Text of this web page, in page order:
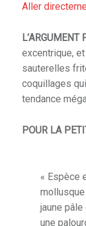
Aller
L’ARGUMENT
excentrique,
sauterelles
coquillages
tendance
POUR LA
« Espèce
jaune
une